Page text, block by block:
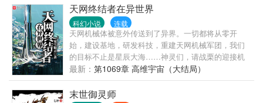
天网终结者在异世界
科幻小说 连载
天网机械体被意外传送到了异界。一切都将从零开
始，建设基地，研发科技，重建天网机械军团，我们
的目标不止是星辰大海……神灵们，请战栗的迎接机
械纪元的降临吧……
最新： 第1069章 高维宇宙（大结局）
末世御灵师